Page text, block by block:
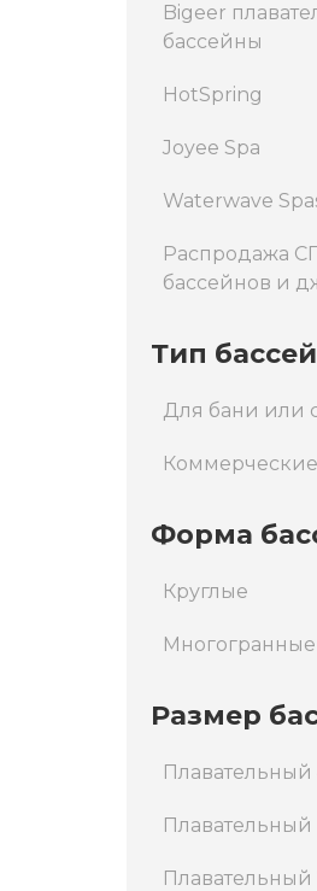
Bigeer
бассейны
HotSpring
Joyee Spa
Waterwave
Распродажа
бассейнов и
Тип
Для бани или
Форма
Круглые
Многогранные
Размер
Плавательный
Плавательный
Плавательный